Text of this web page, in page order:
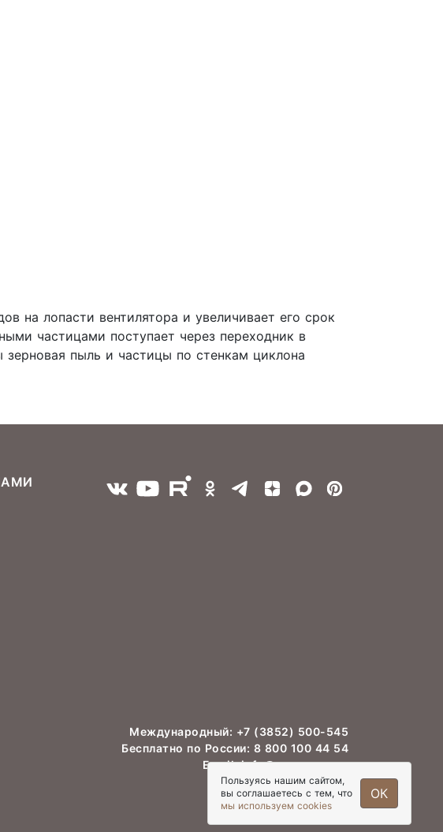
на лопасти вентилятора и увеличивает его срок
частицами поступает через переходник в
пыль и частицы по стенкам циклона
Международный: +7 (3852) 500-545
Бесплатно по России: 8 800 100 44 54
Email: info@asm-agro.ru
Пользуясь нашим сайтом,
вы соглашаетесь с тем, что
мы используем cookies
ОК